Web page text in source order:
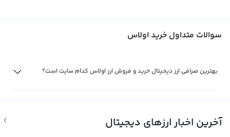
سوالات متداول خرید اولاس
بهترین صرافی ارز دیجیتال خرید و فروش ارز اولاس کدام سایت است؟
آخرین اخبار ارزهای دیجیتال